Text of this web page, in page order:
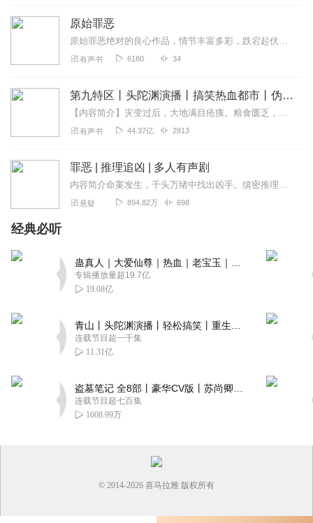
原始罪恶
原始罪恶绝对的良心作品，情节丰富多彩，跌宕起伏，音质高，声音扣动心弦。。喜欢就分享和小伙伴们一期来听吧。欢迎点赞评论啊。。手指轻轻一点分享出去，很简单的动作，但...
有声书 6180 34
第九特区丨头陀渊演播丨搞笑热血都市丨伪戒丨VIP免费多人有声剧
【内容简介】灾变过后，大地满目疮痍。粮食匮乏，资源紧俏，局势混乱……一位从待规划区杀出来的青年，背对着漫天黄沙，孤身来到九区谋生，却不曾想偶然结识三五好友，一念...
有声书 44.37亿 2813
罪恶 | 推理追凶 | 多人有声剧
内容简介命案发生，千头万绪中找出凶手。缜密推理，千里追凶。
悬疑 894.82万 698
经典必听
专辑播放量超19.7亿
19.08亿
连载节目超一千集
11.31亿
连载节目超七百集
1608.99万
© 2014-2026 喜马拉雅 版权所有